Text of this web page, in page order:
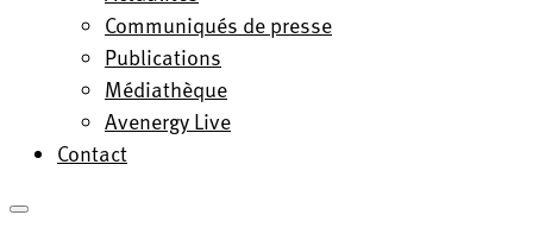
Communiqués de presse
Publications
Médiathèque
Avenergy Live
Contact